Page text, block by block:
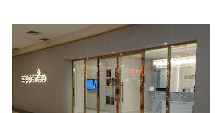
mobil selain hal tersebut di atas. Saya mendapatkan
informasi ini dari acara yang di selenggarakan oleh Mobil
123 sebagai portal otomotif nomor 1 dan V Kool Indonesia
bekerjasama dengan Indonesian Social Blogprerneur (ISB)
pada hari Rabu, 26 Juli 2017 kemarin di V Kool Flagship,
jalan Trembesi, Jakarta Utara. Jadi apa saja ya kegunaannya